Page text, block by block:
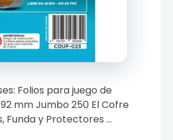
Folios para juego de
mm Jumbo 250 El Cofre
Funda y Protectores ...